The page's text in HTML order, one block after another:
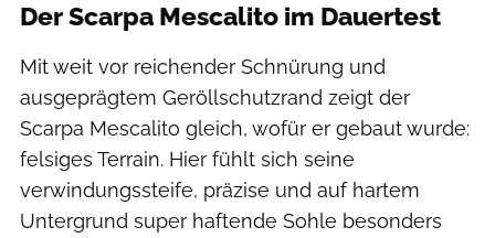
Der Scarpa Mescalito im Dauertest
Mit weit vor reichender Schnürung und
ausgeprägtem Geröllschutzrand zeigt der
Scarpa Mescalito gleich, wofür er gebaut wurde:
felsiges Terrain. Hier fühlt sich seine
verwindungssteife, präzise und auf hartem
Untergrund super haftende Sohle besonders